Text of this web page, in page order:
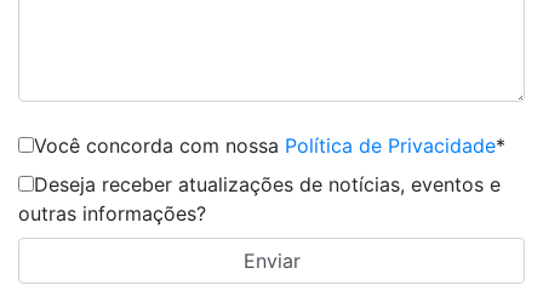
Você concorda com nossa Política de Privacidade*
Deseja receber atualizações de notícias, eventos e
outras informações?